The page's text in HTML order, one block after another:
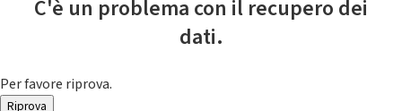
C'è un problema con il recupero dei
dati.
Per favore riprova.
Riprova